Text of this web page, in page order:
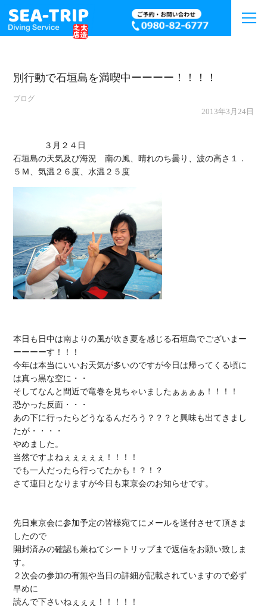
別行動で石垣島を満喫中ーーーー！！！！
ブログ
2013年3月24日
石垣島の天気及び海況　南の風、晴れのち曇り、波の高さ１．
本日も日中は南よりの風が吹き夏を感じる石垣島でございまー
ーーーーす！！！
今年は本当にいいお天気が多いのですが今日は帰ってくる頃に
は真っ黒な空に・・
そしてなんと間近で竜巻を見ちゃいましたぁぁぁぁ！！！！
恐かった反面・・・
あの下に行ったらどうなるんだろう？？？と興味も出てきまし
たが・・・・
やめました。
当然ですよねぇぇぇぇぇ！！！！
でも一人だったら行ってたかも！？！？
さて連日となりますが今日も東京会のお知らせです。
先日東京会に参加予定の皆様宛てにメールを送付させて頂きま
したので
開封済みの確認も兼ねてシートリップまで返信をお願い致しま
す。
２次会の参加の有無や当日の詳細が記載されていますので必ず
早めに
読んで下さいねぇぇぇ！！！！！